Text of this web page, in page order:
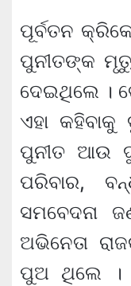
ପୂର୍ବତନ
ପୁନୀତଙ୍କ
ଦେଇଥିଲେ ।
ଏହା କହିବାକୁ
ପୁନୀତ ଆଉ
ପରିବାର,
ସମବେଦନା
ଅଭିନେତା
ପୁଅ ଥିଲେ ।